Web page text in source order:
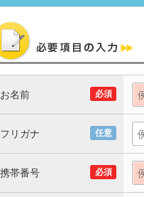
必須
お名前
任意
フリガナ
必須
携帯番号